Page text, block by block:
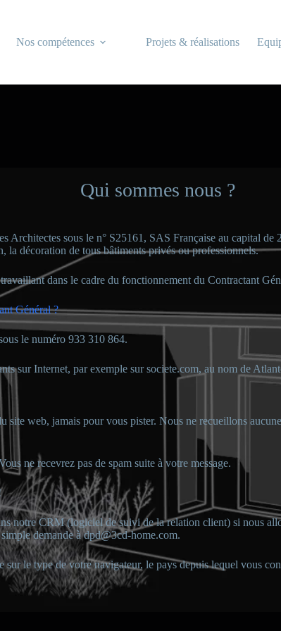
Nos compétences Projets & réalisations
Qui sommes nous ?
Architectes sous le n° S25161, SAS Française au capital
décoration de tous bâtiments privés ou professionnels.
dans le cadre du fonctionnement du Contractant
Général ?
le numéro 933 310 864.
sur Internet, par exemple sur societe.com, au nom de
web, jamais pour vous pister. Nous ne recueillons
ne recevrez pas de spam suite à votre message.
notre CRM (logiciel de suivi de la relation client) si nous
demande à dpd@3cd-home.com.
le type de votre navigateur, le pays depuis lequel vous